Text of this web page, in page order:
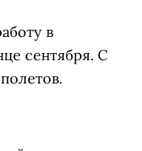
в
сентября. С